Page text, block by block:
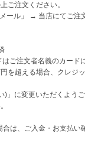
ご注文ください。
ール」 → 当店にてご注
ご注文者名義のカード
を超える場合、クレジ
に変更いただくようご
は、ご入金・お支払い